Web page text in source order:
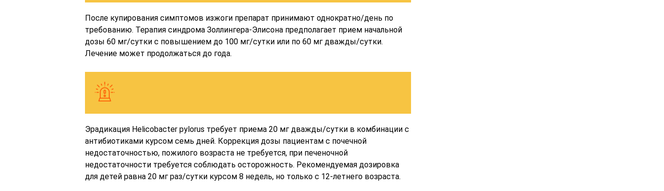
После купирования симптомов изжоги препарат принимают однократно/день по
требованию. Терапия синдрома Золлингера-Элисона предполагает прием начальной
дозы 60 мг/сутки с повышением до 100 мг/сутки или по 60 мг дважды/сутки.
Лечение может продолжаться до года.
Эрадикация Helicobacter pylorus требует приема 20 мг дважды/сутки в комбинации с
антибиотиками курсом семь дней. Коррекция дозы пациентам с почечной
недостаточностью, пожилого возраста не требуется, при печеночной
недостаточности требуется соблюдать осторожность. Рекомендуемая дозировка
для детей равна 20 мг раз/сутки курсом 8 недель, но только с 12-летнего возраста.